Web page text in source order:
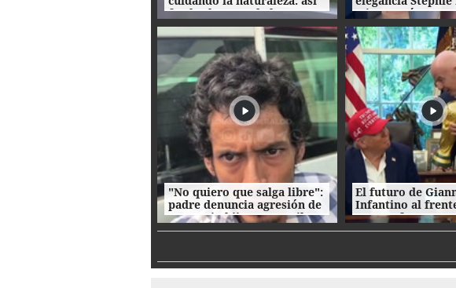
fue la clausura de las
Escuelas Amigables con el
Ambiente
Miss Cortés va
de Miss Honduras
"No quiero que salga libre":
padre denuncia agresión de
su propio hijo en La Ceiba
El futuro de
Infantino al
FIFA enfrenta
cuestionamientos